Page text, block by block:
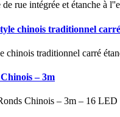
rue intégrée et étanche à
chinois traditionnel carré
traditionnel carré
– 3m
Chinois – 3m – 16